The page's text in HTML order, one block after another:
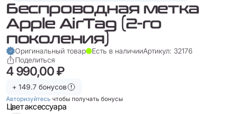
Беспроводная метка
Apple AirTag (2-го
поколения)
Оригинальный товар Есть в наличииАртикул: 32176
Поделиться
4 990,00 ₽
+ 149.7 бонусов
Авторизуйтесь чтобы получать бонусы
Цвет аксессуара